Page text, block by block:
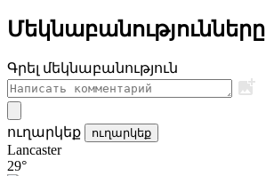
Մեկնաբանությունները
Գրել մեկնաբանություն
ուղարկեք ուղարկեք
Lancaster
29°